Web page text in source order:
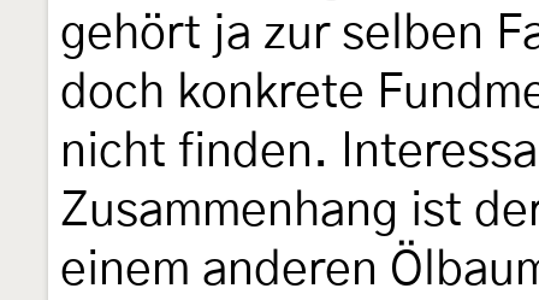
gehört ja zur selben
doch konkrete
nicht finden.
Zusammenhang ist
einem anderen